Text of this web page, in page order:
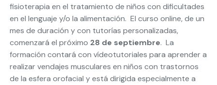
fisioterapia en el tratamiento de niños con dificultades
en el lenguaje y/o la alimentación. El curso online, de un
mes de duración y con tutorías personalizadas,
comenzará el próximo 28 de septiembre. La
formación contará con vídeotutoriales para aprender a
realizar vendajes musculares en niños con trastornos
de la esfera orofacial y está dirigida especialmente a